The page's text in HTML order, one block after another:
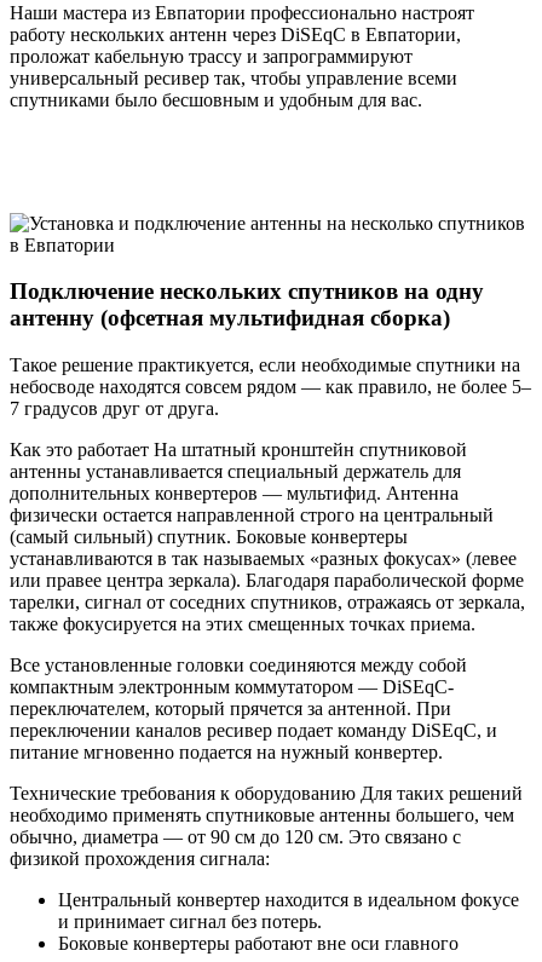
Наши мастера из Евпатории профессионально настроят
работу нескольких антенн через DiSEqC в Евпатории,
проложат кабельную трассу и запрограммируют
универсальный ресивер так, чтобы управление всеми
спутниками было бесшовным и удобным для вас.
Подключение нескольких спутников на одну
антенну (офсетная мультифидная сборка)
Такое решение практикуется, если необходимые спутники на
небосводе находятся совсем рядом — как правило, не более 5–
7 градусов друг от друга.
Как это работает На штатный кронштейн спутниковой
антенны устанавливается специальный держатель для
дополнительных конвертеров — мультифид. Антенна
физически остается направленной строго на центральный
(самый сильный) спутник. Боковые конвертеры
устанавливаются в так называемых «разных фокусах» (левее
или правее центра зеркала). Благодаря параболической форме
тарелки, сигнал от соседних спутников, отражаясь от зеркала,
также фокусируется на этих смещенных точках приема.
Все установленные головки соединяются между собой
компактным электронным коммутатором — DiSEqC-
переключателем, который прячется за антенной. При
переключении каналов ресивер подает команду DiSEqC, и
питание мгновенно подается на нужный конвертер.
Технические требования к оборудованию Для таких решений
необходимо применять спутниковые антенны большего, чем
обычно, диаметра — от 90 см до 120 см. Это связано с
физикой прохождения сигнала:
Центральный конвертер находится в идеальном фокусе
и принимает сигнал без потерь.
Боковые конвертеры работают вне оси главного